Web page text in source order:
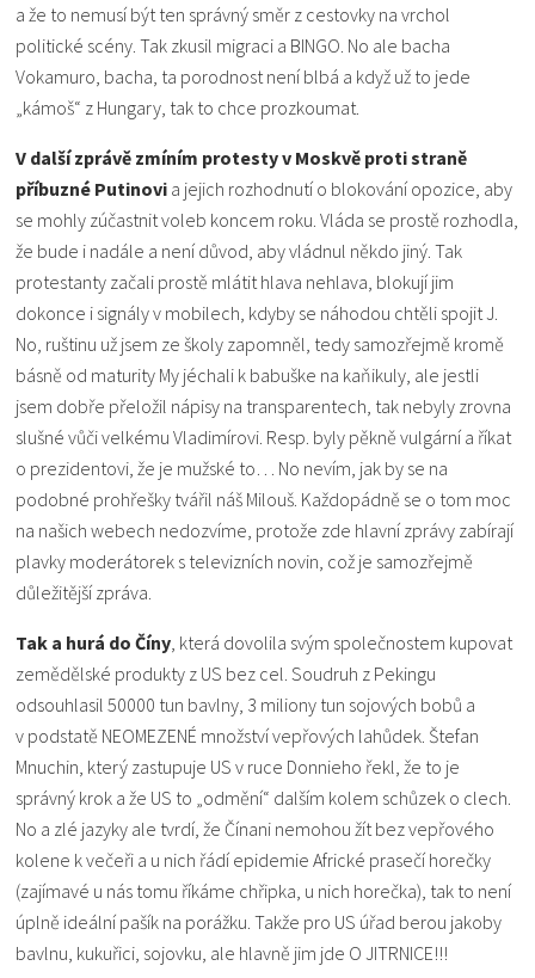
a že to nemusí být ten správný směr z cestovky na vrchol
politické scény. Tak zkusil migraci a BINGO. No ale bacha
Vokamuro, bacha, ta porodnost není blbá a když už to jede
„kámoš“ z Hungary, tak to chce prozkoumat.
V další zprávě zmíním protesty v Moskvě proti straně
příbuzné Putinovi a jejich rozhodnutí o blokování opozice, aby
se mohly zúčastnit voleb koncem roku. Vláda se prostě rozhodla,
že bude i nadále a není důvod, aby vládnul někdo jiný. Tak
protestanty začali prostě mlátit hlava nehlava, blokují jim
dokonce i signály v mobilech, kdyby se náhodou chtěli spojit J.
No, ruštinu už jsem ze školy zapomněl, tedy samozřejmě kromě
básně od maturity My jéchali k babuške na kaňikuly, ale jestli
jsem dobře přeložil nápisy na transparentech, tak nebyly zrovna
slušné vůči velkému Vladimírovi. Resp. byly pěkně vulgární a říkat
o prezidentovi, že je mužské to… No nevím, jak by se na
podobné prohřešky tvářil náš Milouš. Každopádně se o tom moc
na našich webech nedozvíme, protože zde hlavní zprávy zabírají
plavky moderátorek s televizních novin, což je samozřejmě
důležitější zpráva.
Tak a hurá do Číny , která dovolila svým společnostem kupovat
zemědělské produkty z US bez cel. Soudruh z Pekingu
odsouhlasil 50000 tun bavlny, 3 miliony tun sojových bobů a
v podstatě NEOMEZENÉ množství vepřových lahůdek. Štefan
Mnuchin, který zastupuje US v ruce Donnieho řekl, že to je
správný krok a že US to „odmění“ dalším kolem schůzek o clech.
No a zlé jazyky ale tvrdí, že Čínani nemohou žít bez vepřového
kolene k večeři a u nich řádí epidemie Africké prasečí horečky
(zajímavé u nás tomu říkáme chřipka, u nich horečka), tak to není
úplně ideální pašík na porážku. Takže pro US úřad berou jakoby
bavlnu, kukuřici, sojovku, ale hlavně jim jde O JITRNICE!!!